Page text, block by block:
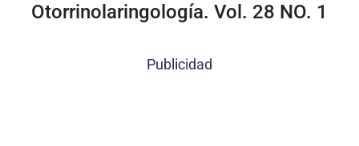
Otorrinolaringología. Vol. 28 NO. 1
Publicidad